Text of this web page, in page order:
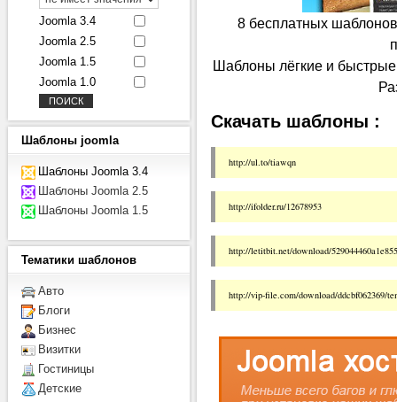
8 бесплатных
Шаблоны лёгкие и
Скачать шаблоны :
http://ul.to/tiawqn
http://ifolder.ru/12678953
http://letitbit.net/download/
http://vip-file.com/download/ddcbf062369/
Joomla 3.4
Joomla 2.5
Joomla 1.5
Joomla 1.0
Шаблоны joomla
Шаблоны Joomla 3.4
Шаблоны Joomla 2.5
Шаблоны Joomla 1.5
Тематики шаблонов
Авто
Блоги
Бизнес
Визитки
Гостиницы
Детcкие